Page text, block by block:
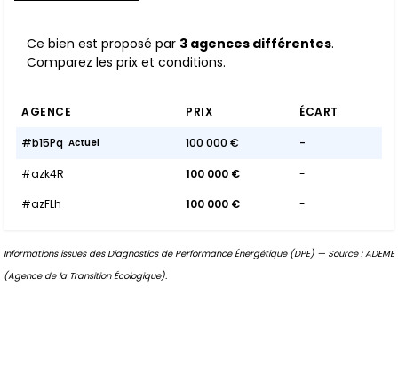
Ce bien est proposé par 3 agences différentes.
Comparez les prix et conditions.
AGENCE PRIX ÉCART
#b15Pq Actuel 100 000 € -
#azk4R 100 000 €
-
#azFLh
100 000 € -
Informations issues des Diagnostics de Performance Énergétique (DPE) — Source : ADEME
(Agence de la Transition Écologique).